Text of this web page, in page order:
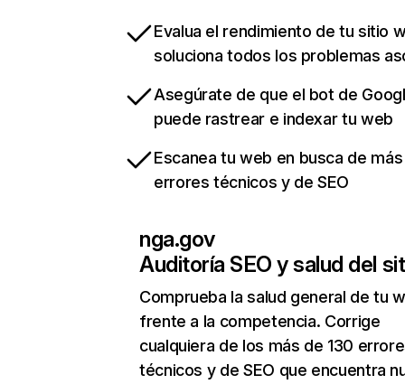
Evalua el rendimiento de tu sitio
soluciona todos los problemas
Asegúrate de que el bot de
puede rastrear e indexar tu web
Escanea tu web en busca de
errores técnicos y de SEO
nga.gov
Auditoría SEO y salud del
Comprueba la salud general de tu
frente a la competencia. Corrige
cualquiera de los más de 130
técnicos y de SEO que encuentra